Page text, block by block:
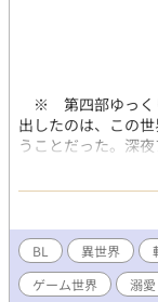
※ 第四部ゆっく
出したのは、この
うことだった。深
ど、よりによって
ルド・リモナに生
とに、俺はそのゲ
ことなかったし、
からないんですけ
トレンド入りして
いる。 「ダメナル
BL 異世界
ゲーム世界
溺愛